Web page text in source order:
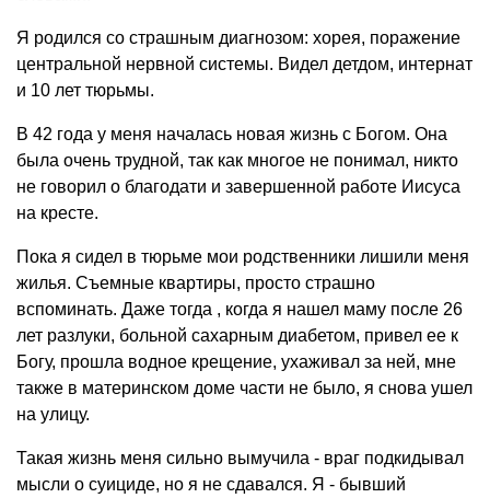
Я родился со страшным диагнозом: хорея, поражение
центральной нервной системы. Видел детдом, интернат
и 10 лет тюрьмы.
В 42 года у меня началась новая жизнь с Богом. Она
была очень трудной, так как многое не понимал, никто
не говорил о благодати и завершенной работе Иисуса
на кресте.
Пока я сидел в тюрьме мои родственники лишили меня
жилья. Съемные квартиры, просто страшно
вспоминать. Даже тогда , когда я нашел маму после 26
лет разлуки, больной сахарным диабетом, привел ее к
Богу, прошла водное крещение, ухаживал за ней, мне
также в материнском доме части не было, я снова ушел
на улицу.
Такая жизнь меня сильно вымучила - враг подкидывал
мысли о суициде, но я не сдавался. Я - бывший